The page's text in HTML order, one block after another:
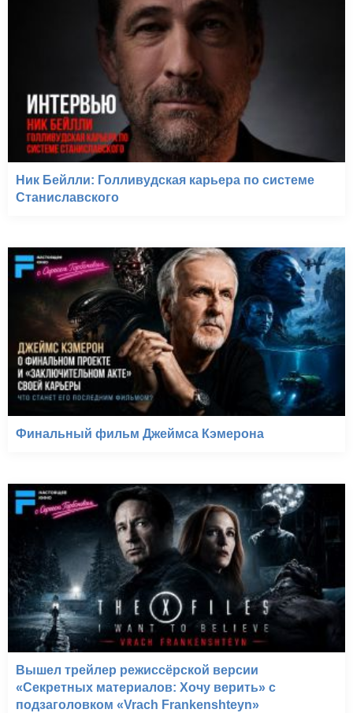
Ник Бейлли: Голливудская карьера по системе
Станиславского
Финальный фильм Джеймса Кэмерона
Вышел трейлер режиссёрской версии
«Секретных материалов: Хочу верить» с
подзаголовком «Vrach Frankenshteyn»